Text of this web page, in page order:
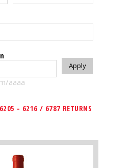
aaaa
6205 - 6216 / 6787 RETURNS